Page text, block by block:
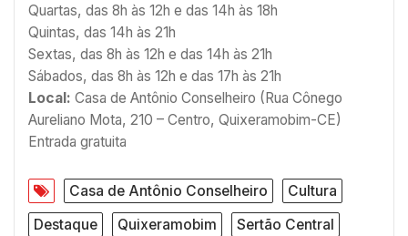
Quartas, das 8h às 12h e das 14h às 18h
Quintas, das 14h às 21h
Sextas, das 8h às 12h e das 14h às 21h
Sábados, das 8h às 12h e das 17h às 21h
Local: Casa de Antônio Conselheiro (Rua Cônego
Aureliano Mota, 210 – Centro, Quixeramobim-CE)
Entrada gratuita
Casa de Antônio Conselheiro
Cultura
Destaque
Quixeramobim Sertão Central